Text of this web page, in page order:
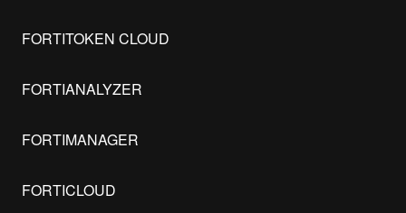
FORTITOKEN CLOUD
FORTIANALYZER
FORTIMANAGER
FORTICLOUD